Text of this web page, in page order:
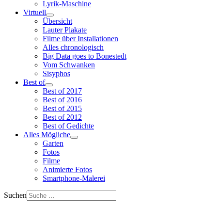
Lyrik-Maschine
Virtuell
Übersicht
Lauter Plakate
Filme über Installationen
Alles chronologisch
Big Data goes to Bonestedt
Vom Schwanken
Sisyphos
Best of
Best of 2017
Best of 2016
Best of 2015
Best of 2012
Best of Gedichte
Alles Mögliche
Garten
Fotos
Filme
Animierte Fotos
Smartphone-Malerei
Suchen